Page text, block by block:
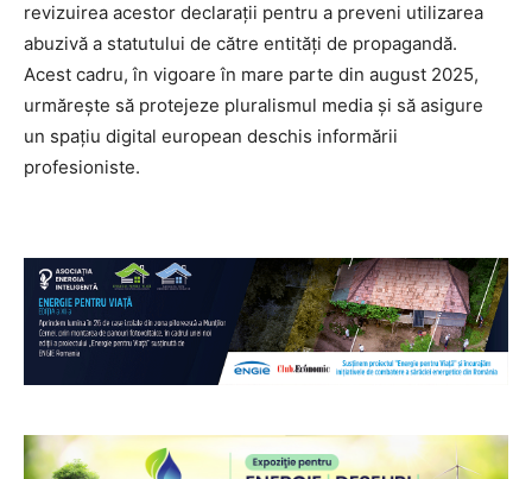
revizuirea acestor declarații pentru a preveni utilizarea
abuzivă a statutului de către entități de propagandă.
Acest cadru, în vigoare în mare parte din august 2025,
urmărește să protejeze pluralismul media și să asigure
un spațiu digital european deschis informării
profesioniste.